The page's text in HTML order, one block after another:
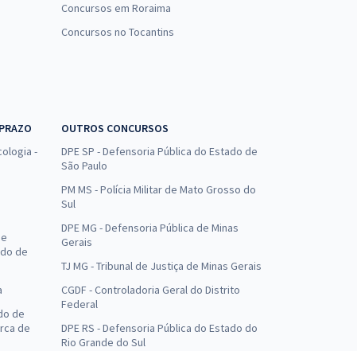
Concursos em Roraima
Concursos no Tocantins
-
de
de
de
OUTROS CONCURSOS
DPE SP - Defensoria Pública do Estado de
São Paulo
PM MS - Polícia Militar de Mato Grosso do
Sul
DPE MG - Defensoria Pública de Minas
Gerais
TJ MG - Tribunal de Justiça de Minas Gerais
CGDF - Controladoria Geral do Distrito
Federal
DPE RS - Defensoria Pública do Estado do
Rio Grande do Sul